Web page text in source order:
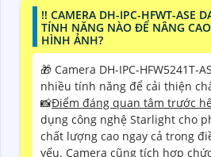
‼️ CAMERA DH-IPC-HFWT-ASE
TÍNH NĂNG NÀO ĐỂ NÂNG
HÌNH ẢNH?
🎁 Camera DH-IPC-HFW5241T-
nhiều tính năng để cải thiện
📸Điểm đáng quan tâm trước
dụng công nghệ Starlight cho
chất lượng cao ngay cả trong
yếu. Camera cũng tích hợp